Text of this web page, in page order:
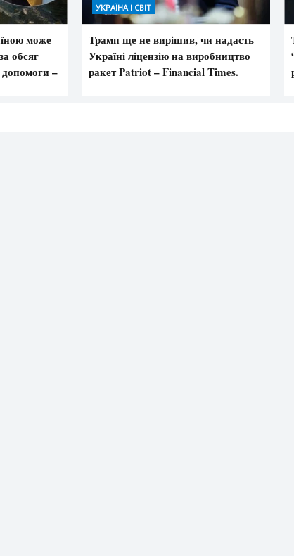
може
обсяг
допомоги –
УКРАЇНА І СВІТ
Трамп ще не вирішив, чи надасть
Україні ліцензію на виробництво
ракет Patriot – Financial Times.